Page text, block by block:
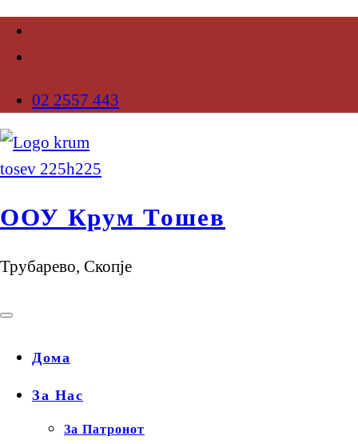
02 2557 443
ООУ Крум Тошев
Трубарево, Скопје
Дома
За Нас
За Патронот